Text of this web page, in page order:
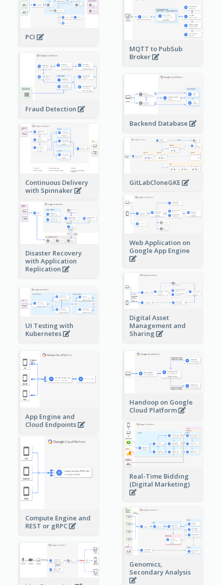
PCI
MQTT to PubSub
Broker
Fraud Detection
Backend Database
Continuous Delivery
with Spinnaker
GitLabCloneGKE
Web Application on
Google App Engine
Disaster Recovery
with Application
Replication
Digital Asset
Management and
Sharing
UI Testing with
Kubernetes
App Engine and
Cloud Endpoints
Handoop on Google
Cloud Platform
Real-Time Bidding
(Digital Marketing)
Compute Engine and
REST or gRPC
Genomics,
Secondary Analysis